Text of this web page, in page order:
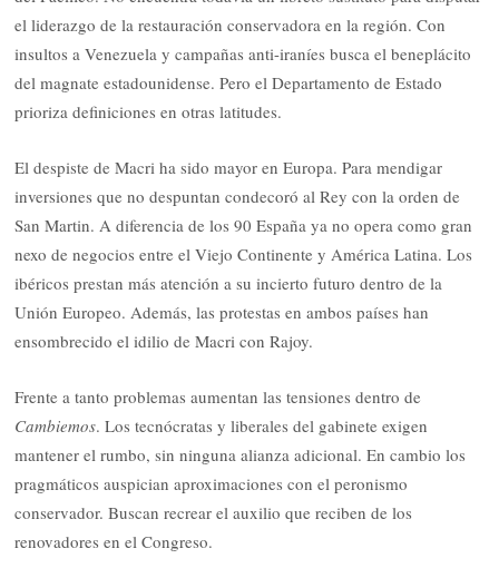
el liderazgo de la restauración conservadora en la región. Con
insultos a Venezuela y campañas anti-iraníes busca el beneplácito
del magnate estadounidense. Pero el Departamento de Estado
prioriza definiciones en otras latitudes.
El despiste de Macri ha sido mayor en Europa. Para mendigar
inversiones que no despuntan condecoró al Rey con la orden de
San Martin. A diferencia de los 90 España ya no opera como gran
nexo de negocios entre el Viejo Continente y América Latina. Los
ibéricos prestan más atención a su incierto futuro dentro de la
Unión Europeo. Además, las protestas en ambos países han
ensombrecido el idilio de Macri con Rajoy.
Frente a tanto problemas aumentan las tensiones dentro de
Cambiemos. Los tecnócratas y liberales del gabinete exigen
mantener el rumbo, sin ninguna alianza adicional. En cambio los
pragmáticos auspician aproximaciones con el peronismo
conservador. Buscan recrear el auxilio que reciben de los
renovadores en el Congreso.